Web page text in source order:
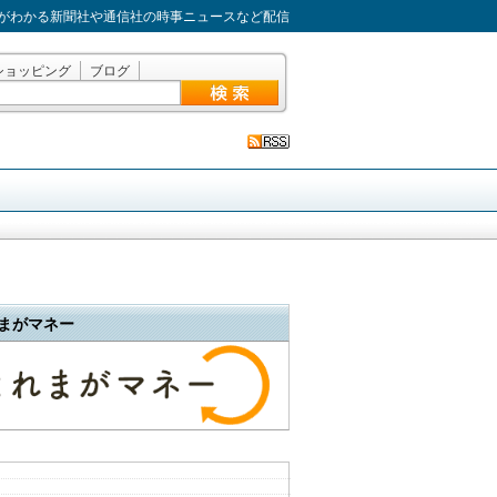
わかる新聞社や通信社の時事ニュースなど配信
ョッピング ブログ
がマネー